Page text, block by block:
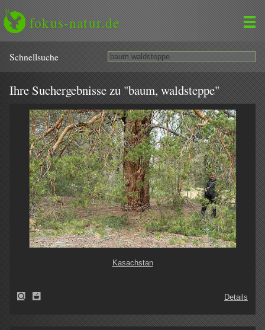
fokus-natur.de
Schnell­suche
Ihre Suchergebnisse zu "baum, waldsteppe"
Kasachstan
Details